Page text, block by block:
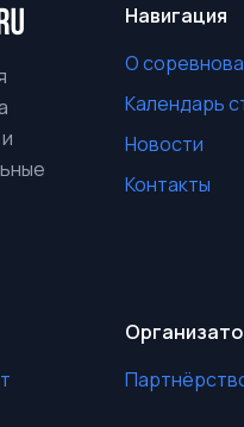
Навигация
О
Календарь
Новости
Контакты